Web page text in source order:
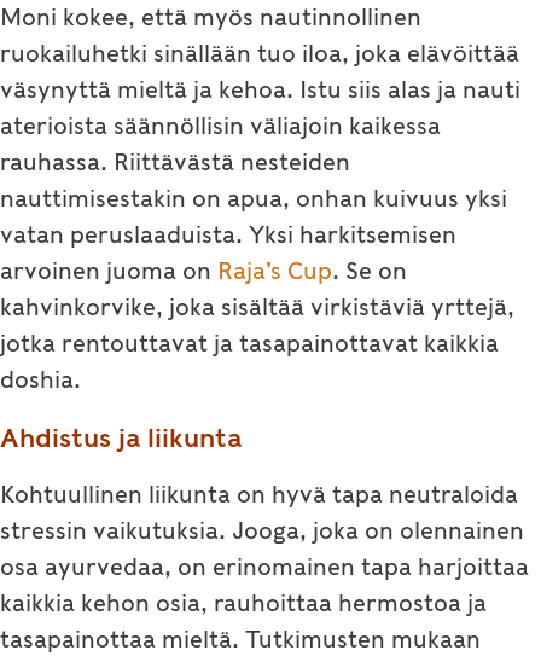
Moni kokee, että myös nautinnollinen
ruokailuhetki sinällään tuo iloa, joka elävöittää
väsynyttä mieltä ja kehoa. Istu siis alas ja nauti
aterioista säännöllisin väliajoin kaikessa
rauhassa. Riittävästä nesteiden
nauttimisestakin on apua, onhan kuivuus yksi
vatan peruslaaduista. Yksi harkitsemisen
arvoinen juoma on Raja’s Cup. Se on
kahvinkorvike, joka sisältää virkistäviä yrttejä,
jotka rentouttavat ja tasapainottavat kaikkia
doshia.
Ahdistus ja liikunta
Kohtuullinen liikunta on hyvä tapa neutraloida
stressin vaikutuksia. Jooga, joka on olennainen
osa ayurvedaa, on erinomainen tapa harjoittaa
kaikkia kehon osia, rauhoittaa hermostoa ja
tasapainottaa mieltä. Tutkimusten mukaan